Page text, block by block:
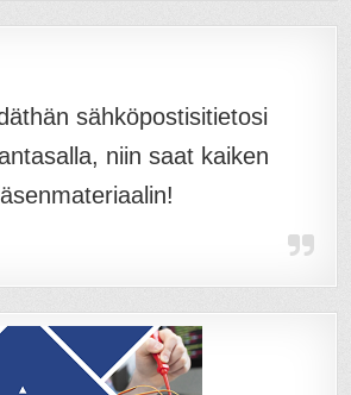
sähköpostisitietosi
niin saat kaiken